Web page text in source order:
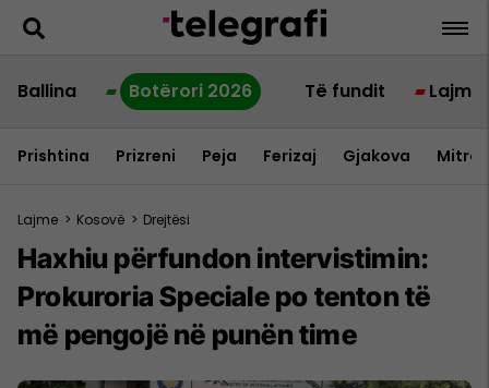
Ballina Botërori 2026 Të fundit Lajme
Prishtina Prizreni Peja Ferizaj Gjakova
Lajme > Kosovë > Drejtësi
Haxhiu përfundon intervistimin:
Prokuroria Speciale po tenton të
më pengojë në punën time